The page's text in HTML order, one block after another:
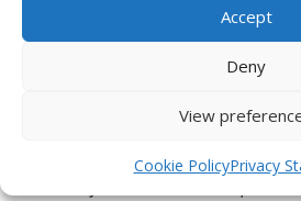
Accept
Deny
View
Cookie PolicyPrivacy
dresy včera dorazily a jsou naprosto